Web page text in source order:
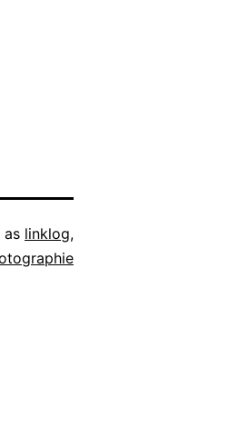
as linklog,